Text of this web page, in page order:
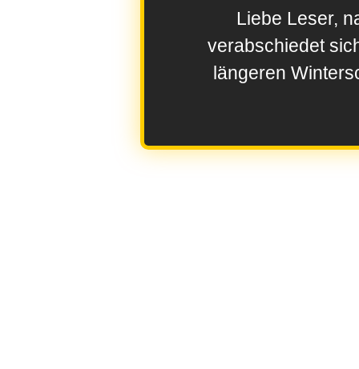
Liebe Leser,
verabschiedet
längeren